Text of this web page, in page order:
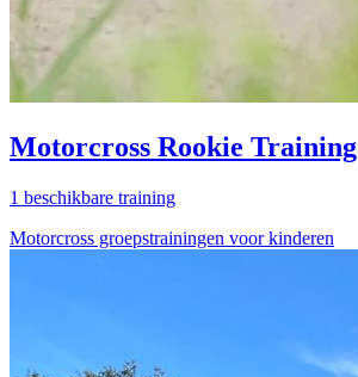
Motorcross Rookie Training
1 beschikbare training
Motorcross groepstrainingen voor kinderen